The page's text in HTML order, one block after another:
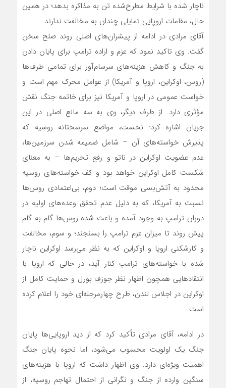
ناچار شده با شرایط مطرح‌شده تن به مذاکره بدهد؛ در همین
حال، مقامات اروپایی تمایلی چندان به مخالفت ندارند.
آقای مرادی در ادامه از پیشران‌های اصلی روند صلح سخن
گفت. وی تاکید نمود که عزم و اراده ترامپ برای پایان دادن
به جنگ و کاهش هزینه‌های سرسام‌آور برای تمامی طرف‌ها
(روس، اوکراین، اروپا و آمریکا) از عوامل محرک مهم است و
خواست عمومی در اروپا و آمریکا نیز برای خاتمه جنگ نقش
مؤثری دارد. از طرف دیگر، وی به سه مانع اصلی در این
جریان اشاره کرد: نخست، مواضع سرسختانه روسیه که
پذیرش خواسته‌های آن – شامل ضمیمه شدن سرزمین‌ها،
عدم عضویت اوکراین در ناتو و رفع تحریم‌ها – به معنای
شکست کامل اوکراین خواهد بود و کف خواسته‌های روسیه
محدود به آتش‌بسی موقت است؛ دوم، بی‌اعتمادی روس‌ها
نسبت به آمریکا، که به دلیل عدم تحقق وعده‌های اولیه در
دوران ترامپ به وجود آمده و باعث شده روس‌ها گام به گام
پیش روند تا میزان عزم ترامپ را بسنجند؛ و سوم، مخالفت
و کارشکنی اروپا و اوکراین که به نظر می‌رسد اوکراین ناچار
شده با خواسته‌های ترامپ کنار آید، در حالی که اروپا با
انتقادهایی همچون اظهار نظر جوزف بورل و حمایت کامل از
اوکراین در اجلاس لندن، طرح چهارمرحله‌ای خود را اعلام کرده
است.
در ادامه، آقای مرادی تأکید کرد که از دید اروپایی‌ها پایان
جنگ یک اولویت محسوب می‌شود، اما نحوه پایان جنگ
اهمیت ویژه‌ای دارد. وی اظهار داشت که اروپا با هزینه‌های
سنگین وارده از جنگ و نگرانی از احتمال تهاجم روسیه، از